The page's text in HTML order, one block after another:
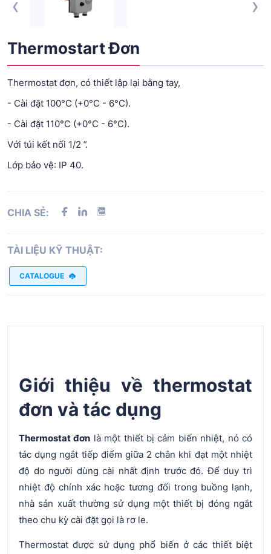
Thermostart Đơn
Thermostat đơn, có thiết lập lại bằng tay,
- Cài đặt 100°C (+0°C - 6°C).
- Cài đặt 110°C (+0°C - 6°C).
Với túi kết nối 1/2 ”.
Lớp bảo vệ: IP 40.
CHIA SẺ:
TÀI LIỆU KỸ THUẬT:
CATALOGUE
Giới thiệu về thermostat
đơn và tác dụng
Thermostat đơn là một thiết bị cảm biến nhiệt, nó có
tác dụng ngắt tiếp điểm giữa 2 chân khi đạt một nhiệt
độ do người dùng cài nhất định trước đó. Để duy trì
nhiệt độ chính xác hoặc tương đối trong buồng lạnh,
nhà sản xuất thường sử dụng một thiết bị đóng ngắt
theo chu kỳ cài đặt gọi là rơ le.
Thermostat được sử dụng phổ biến ở các thiết biệt